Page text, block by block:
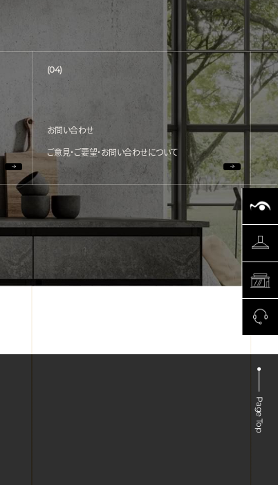
(04)
お問い合わせ
ご意見・ご要望・お問い合わせについて
Page Top